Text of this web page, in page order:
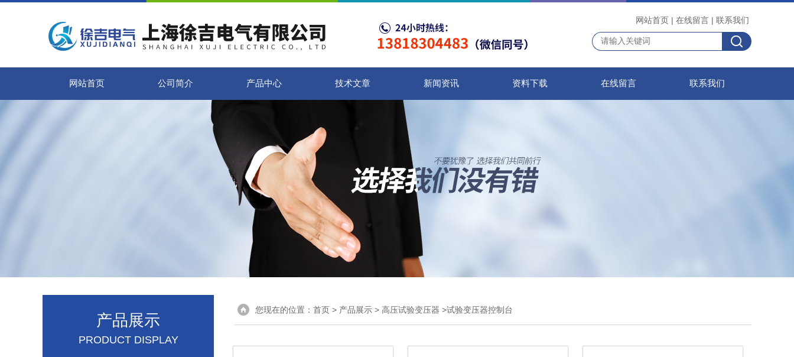
网站首页 | 在线留言 | 联系我们
网站首页 公司简介 产品中心 技术文章 新闻资讯 资料下载 在线留言 联系我们
产品展示
PRODUCT DISPLAY
您现在的位置： 首页 > 产品展示 > 高压试验变压器 >试验变压器控制台